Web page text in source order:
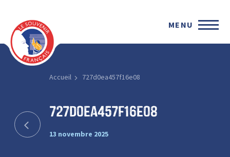
MENU
Accueil 727d0ea457f16e08
727d0ea457f16e08
13 novembre 2025